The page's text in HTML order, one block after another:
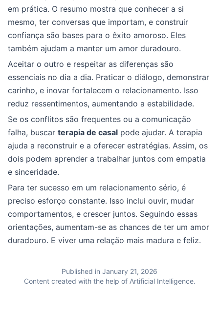
em prática. O resumo mostra que conhecer a si
mesmo, ter conversas que importam, e construir
confiança são bases para o êxito amoroso. Eles
também ajudam a manter um amor duradouro.
Aceitar o outro e respeitar as diferenças são
essenciais no dia a dia. Praticar o diálogo, demonstrar
carinho, e inovar fortalecem o relacionamento. Isso
reduz ressentimentos, aumentando a estabilidade.
Se os conflitos são frequentes ou a comunicação
falha, buscar terapia de casal pode ajudar. A terapia
ajuda a reconstruir e a oferecer estratégias. Assim, os
dois podem aprender a trabalhar juntos com empatia
e sinceridade.
Para ter sucesso em um relacionamento sério, é
preciso esforço constante. Isso inclui ouvir, mudar
comportamentos, e crescer juntos. Seguindo essas
orientações, aumentam-se as chances de ter um amor
duradouro. E viver uma relação mais madura e feliz.
Published in January 21, 2026
Content created with the help of Artificial Intelligence.